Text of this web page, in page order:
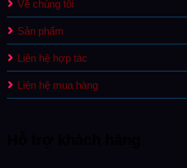
Về chúng tôi
Sản phẩm
Liên hệ hợp tác
Liên hệ mua hàng